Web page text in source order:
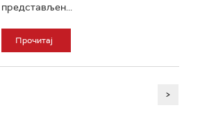
представљен...
Прочитај
>